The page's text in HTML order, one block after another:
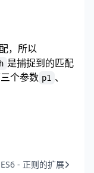
，所以
是捕捉到的匹配
个参数 p1 、
ES6 - 正则的扩展